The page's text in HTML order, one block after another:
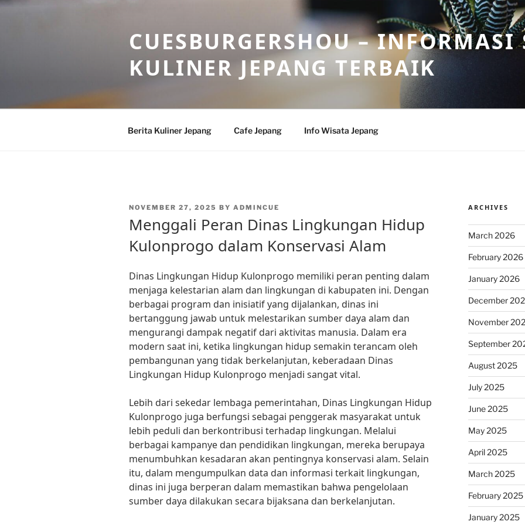
Skip
CUESBURGERSHOU – INFORMASI
KULINER JEPANG TERBAIK
Berita Kuliner Jepang Cafe Jepang Info Wisata Jepang
POSTED
NOVEMBER 27, 2025 BY ADMINCUE
Menggali Peran Dinas Lingkungan Hidup
Kulonprogo dalam Konservasi Alam
Dinas Lingkungan Hidup Kulonprogo memiliki peran penting dalam
menjaga kelestarian alam dan lingkungan di kabupaten ini. Dengan
berbagai program dan inisiatif yang dijalankan, dinas ini
bertanggung jawab untuk melestarikan sumber daya alam dan
mengurangi dampak negatif dari aktivitas manusia. Dalam era
modern saat ini, ketika lingkungan hidup semakin terancam oleh
pembangunan yang tidak berkelanjutan, keberadaan Dinas
Lingkungan Hidup Kulonprogo menjadi sangat vital.
Lebih dari sekedar lembaga pemerintahan, Dinas Lingkungan Hidup
Kulonprogo juga berfungsi sebagai penggerak masyarakat untuk
lebih peduli dan berkontribusi terhadap lingkungan. Melalui
berbagai kampanye dan pendidikan lingkungan, mereka berupaya
menumbuhkan kesadaran akan pentingnya konservasi alam. Selain
itu, dalam mengumpulkan data dan informasi terkait lingkungan,
dinas ini juga berperan dalam memastikan bahwa pengelolaan
sumber daya dilakukan secara bijaksana dan berkelanjutan.
ARCHIVES
March 2026
February 2026
January 2026
December
November
September
August 2025
July 2025
June 2025
May 2025
April 2025
March 2025
February 2025
January 2025